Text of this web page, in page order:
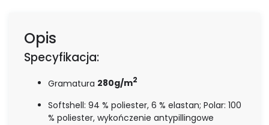
Opis
Specyfikacja:
Gramatura 280g/m2
Softshell: 94 % poliester, 6 % elastan; Polar: 100
% poliester, wykończenie antypillingowe